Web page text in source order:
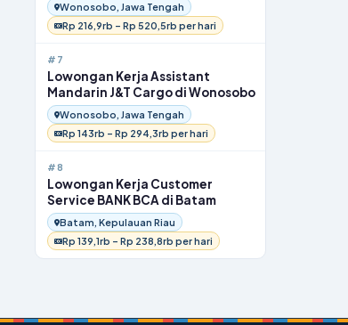
Wonosobo, Jawa Tengah
Rp 216,9rb – Rp 520,5rb per hari
#7
Lowongan Kerja Assistant
Mandarin J&T Cargo di Wonosobo
Wonosobo, Jawa Tengah
Rp 143rb – Rp 294,3rb per hari
#8
Lowongan Kerja Customer
Service BANK BCA di Batam
Batam, Kepulauan Riau
Rp 139,1rb – Rp 238,8rb per hari